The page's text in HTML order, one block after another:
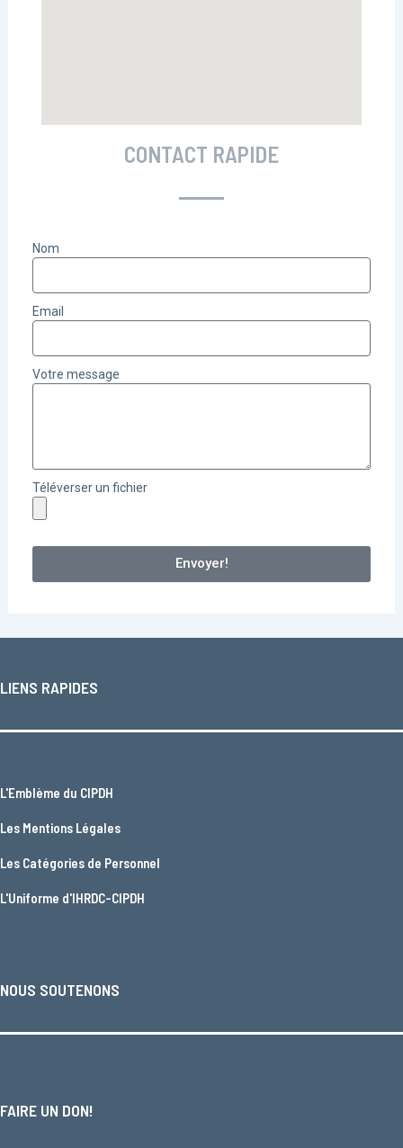
CONTACT RAPIDE
Nom
Email
Votre message
Téléverser un fichier
Envoyer!
LIENS RAPIDES
L'Emblème du CIPDH
Les Mentions Légales
Les Catégories de Personnel
L'Uniforme d'IHRDC-CIPDH
NOUS SOUTENONS
FAIRE UN DON!